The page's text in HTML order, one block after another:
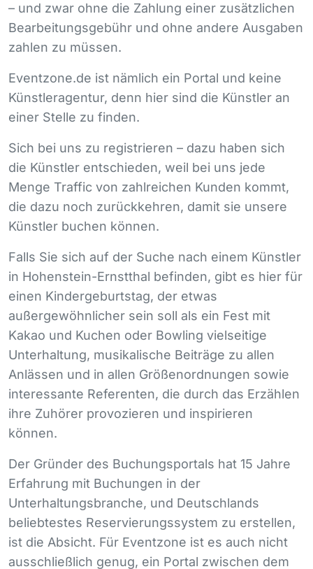
– und zwar ohne die Zahlung einer zusätzlichen
Bearbeitungsgebühr und ohne andere Ausgaben
zahlen zu müssen.
Eventzone.de ist nämlich ein Portal und keine
Künstleragentur, denn hier sind die Künstler an
einer Stelle zu finden.
Sich bei uns zu registrieren – dazu haben sich
die Künstler entschieden, weil bei uns jede
Menge Traffic von zahlreichen Kunden kommt,
die dazu noch zurückkehren, damit sie unsere
Künstler buchen können.
Falls Sie sich auf der Suche nach einem Künstler
in Hohenstein-Ernstthal befinden, gibt es hier für
einen Kindergeburtstag, der etwas
außergewöhnlicher sein soll als ein Fest mit
Kakao und Kuchen oder Bowling vielseitige
Unterhaltung, musikalische Beiträge zu allen
Anlässen und in allen Größenordnungen sowie
interessante Referenten, die durch das Erzählen
ihre Zuhörer provozieren und inspirieren
können.
Der Gründer des Buchungsportals hat 15 Jahre
Erfahrung mit Buchungen in der
Unterhaltungsbranche, und Deutschlands
beliebtestes Reservierungssystem zu erstellen,
ist die Absicht. Für Eventzone ist es auch nicht
ausschließlich genug, ein Portal zwischen dem